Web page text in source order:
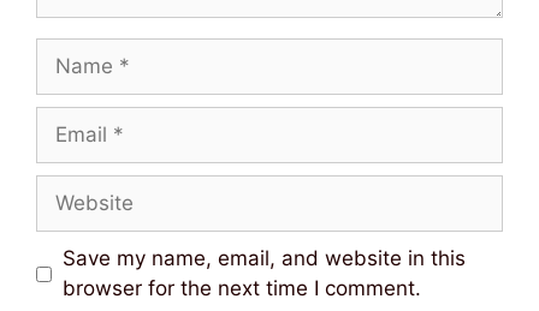
Name
Email
Website
Save my name, email, and website in this
browser for the next time I comment.